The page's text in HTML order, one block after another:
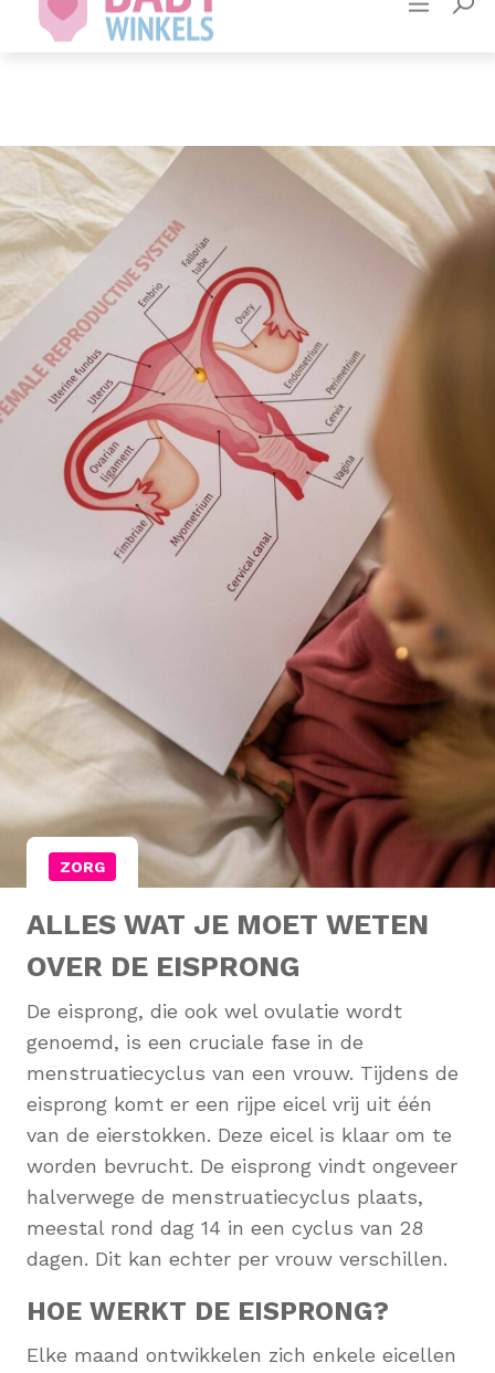
ZORG
ALLES WAT JE MOET WETEN
OVER DE EISPRONG
De eisprong, die ook wel ovulatie wordt
genoemd, is een cruciale fase in de
menstruatiecyclus van een vrouw. Tijdens de
eisprong komt er een rijpe eicel vrij uit één
van de eierstokken. Deze eicel is klaar om te
worden bevrucht. De eisprong vindt ongeveer
halverwege de menstruatiecyclus plaats,
meestal rond dag 14 in een cyclus van 28
dagen. Dit kan echter per vrouw verschillen.
HOE WERKT DE EISPRONG?
Elke maand ontwikkelen zich enkele eicellen